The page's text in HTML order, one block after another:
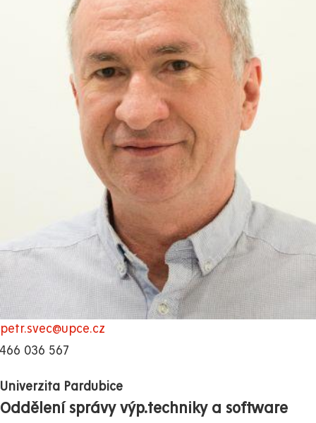
petr.svec@upce.cz
466 036 567
Univerzita Pardubice
Oddělení správy výp.techniky a software